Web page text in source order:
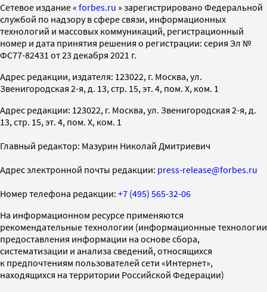
Cетевое издание « forbes.ru » зарегистрировано Федеральной
службой по надзору в сфере связи, информационных
технологий и массовых коммуникаций, регистрационный
номер и дата принятия решения о регистрации: серия Эл №
ФС77-82431 от 23 декабря 2021 г.
Адрес редакции, издателя: 123022, г. Москва, ул.
Звенигородская 2-я, д. 13, стр. 15, эт. 4, пом. X, ком. 1
Адрес редакции: 123022, г. Москва, ул. Звенигородская 2-я, д.
13, стр. 15, эт. 4, пом. X, ком. 1
Главный редактор: Мазурин Николай Дмитриевич
Адрес электронной почты редакции: press-release@forbes.ru
Номер телефона редакции: +7 (495) 565-32-06
На информационном ресурсе применяются
рекомендательные технологии (информационные технологии
предоставления информации на основе сбора,
систематизации и анализа сведений, относящихся
к предпочтениям пользователей сети «Интернет»,
находящихся на территории Российской Федерации)